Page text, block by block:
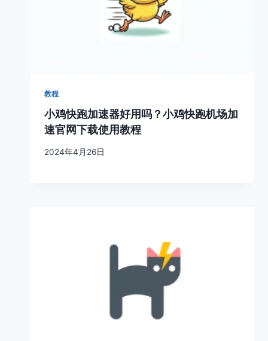
教程
小鸡快跑加速器好用吗？小鸡快跑机场加
速官网下载使用教程
2024年4月26日